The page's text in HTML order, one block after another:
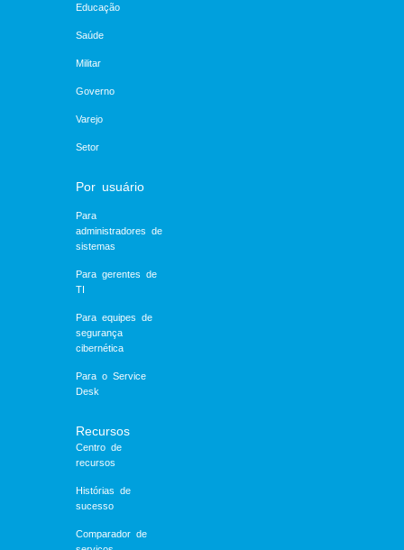
Educação
Saúde
Militar
Governo
Varejo
Setor
Por usuário
Para
administradores de
sistemas
Para gerentes de
TI
Para equipes de
segurança
cibernética
Para o Service
Desk
Recursos
Centro de
recursos
Histórias de
sucesso
Comparador de